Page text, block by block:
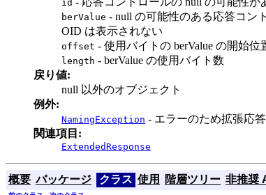
id
berValue - null の可能性のある応答コン
OID は表示されない
offset - 使用バイトの berValue の開始位
length - berValue の使用バイト数
戻り値:
null 以外のオブジェクト
例外:
NamingException - エラーのため拡張応
関連項目:
ExtendedResponse
概要 パッケージ クラス 使用 階層ツリー 非推奨